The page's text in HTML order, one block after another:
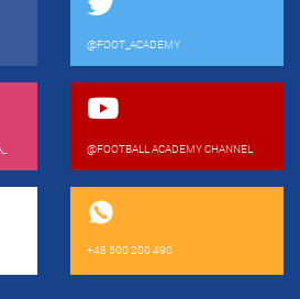
@FOOT_ACADEMY
@FOOTBALL ACADEMY CHANNEL
+48 500 200 490